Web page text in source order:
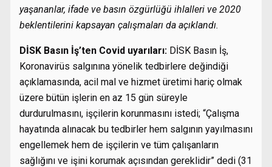
yaşananlar, ifade ve basın özgürlüğü ihlalleri ve 2020
beklentilerini kapsayan çalışmaları da açıklandı.
DİSK Basın İş’ten Covid uyarıları: DİSK Basın İş,
Koronavirüs salgınına yönelik tedbirlere değindiği
açıklamasında, acil mal ve hizmet üretimi hariç olmak
üzere bütün işlerin en az 15 gün süreyle
durdurulmasını, işçilerin korunmasını istedi; “Çalışma
hayatında alınacak bu tedbirler hem salgının yayılmasını
engellemek hem de işçilerin ve tüm çalışanların
sağlığını ve işini korumak açısından gereklidir” dedi (31